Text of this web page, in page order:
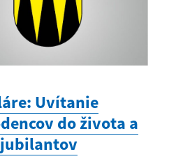
Uvítanie
do života a